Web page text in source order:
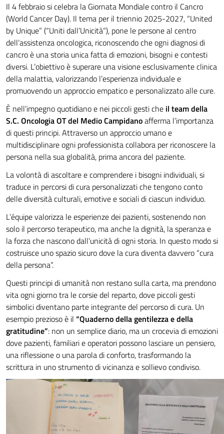
Il 4 febbraio si celebra la Giornata Mondiale contro il Cancro
(World Cancer Day). Il tema per il triennio 2025-2027, “United
by Unique” (“Uniti dall’Unicità”), pone le persone al centro
dell’assistenza oncologica, riconoscendo che ogni diagnosi di
cancro è una storia unica fatta di emozioni, bisogni e contesti
diversi. L’obiettivo è superare una visione esclusivamente clinica
della malattia, valorizzando l’esperienza individuale e
promuovendo un approccio empatico e personalizzato alle cure.
È nell’impegno quotidiano e nei piccoli gesti che il team della
S.C. Oncologia OT del Medio Campidanoafferma l’importanza
di questi principi. Attraverso un approccio umano e
multidisciplinare ogni professionista collabora per riconoscere la
persona nella sua globalità, prima ancora del paziente.
La volontà di ascoltare e comprendere i bisogni individuali, si
traduce in percorsi di cura personalizzati che tengono conto
delle diversità culturali, emotive e sociali di ciascun individuo.
L’équipe valorizza le esperienze dei pazienti, sostenendo non
solo il percorso terapeutico, ma anche la dignità, la speranza e
la forza che nascono dall’unicità di ogni storia. In questo modo si
costruisce uno spazio sicuro dove la cura diventa davvero “cura
della persona”.
Questi principi di umanità non restano sulla carta, ma prendono
vita ogni giorno tra le corsie del reparto, dove piccoli gesti
simbolici diventano parte integrante del percorso di cura. Un
esempio prezioso è il “Quaderno della gentilezza e della
gratitudine”: non un semplice diario, ma un crocevia di emozioni
dove pazienti, familiari e operatori possono lasciare un pensiero,
una riflessione o una parola di conforto, trasformando la
scrittura in uno strumento di vicinanza e sollievo condiviso.